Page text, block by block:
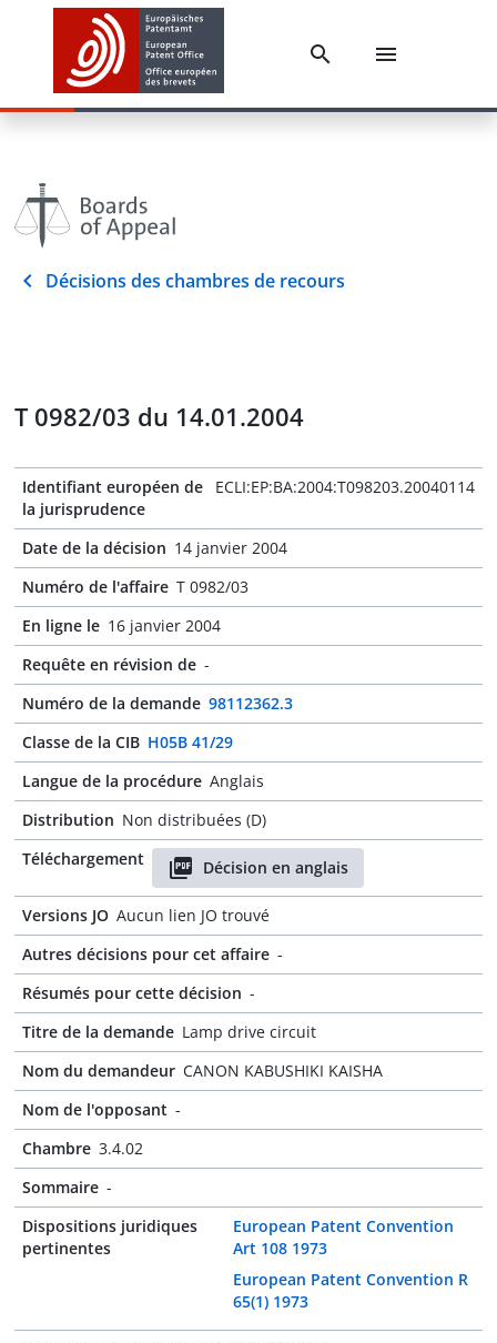
Décisions des chambres de recours
T 0982/03 du 14.01.2004
Identifiant européen de
la jurisprudence
ECLI:EP:BA:2004:T098203.20040114
Date de la décision 14 janvier 2004
Numéro de l'affaire T 0982/03
En ligne le 16 janvier 2004
Requête en révision de -
Numéro de la demande 98112362.3
Classe de la CIB H05B 41/29
Langue de la procédure Anglais
Distribution Non distribuées (D)
Téléchargement
Décision en anglais
Versions JO Aucun lien JO trouvé
Autres décisions pour cet affaire -
Résumés pour cette décision -
Titre de la demande Lamp drive circuit
Nom du demandeur CANON KABUSHIKI KAISHA
Nom de l'opposant -
Chambre 3.4.02
Sommaire -
Dispositions juridiques
pertinentes
European Patent Convention
Art 108 1973
European Patent Convention R
65(1) 1973